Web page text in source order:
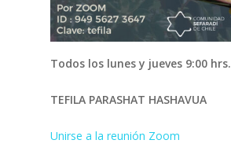
Todos los lunes y jueves 9:00 hrs.
TEFILA PARASHAT HASHAVUA
Unirse a la reunión Zoom